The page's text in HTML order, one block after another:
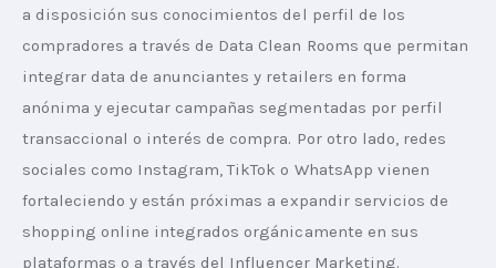
a disposición sus conocimientos del perfil de los
compradores a través de Data Clean Rooms que permitan
integrar data de anunciantes y retailers en forma
anónima y ejecutar campañas segmentadas por perfil
transaccional o interés de compra. Por otro lado, redes
sociales como Instagram, TikTok o WhatsApp vienen
fortaleciendo y están próximas a expandir servicios de
shopping online integrados orgánicamente en sus
plataformas o a través del Influencer Marketing.